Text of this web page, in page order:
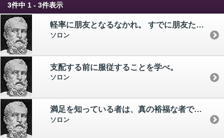
3件中 1 - 3件表示
軽率に朋友となるなかれ。 すでに朋友たれば軽率に離るるなかれ。
ソロン
支配する前に服従することを学べ。
ソロン
満足を知っている者は、真の裕福な者である。 満足を知らぬどん欲な者は、真の貧乏人である。
ソロン